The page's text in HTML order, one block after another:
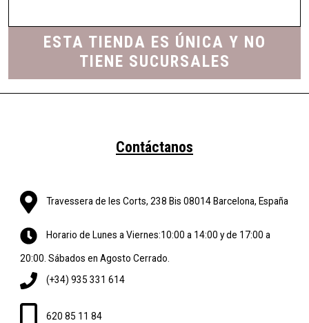
ESTA TIENDA ES ÚNICA Y NO
TIENE SUCURSALES
Contáctanos
Travessera de les Corts, 238 Bis 08014 Barcelona, España
Horario de Lunes a Viernes:10:00 a 14:00 y de 17:00 a
20:00. Sábados en Agosto Cerrado.
(+34) 935 331 614
620 85 11 84